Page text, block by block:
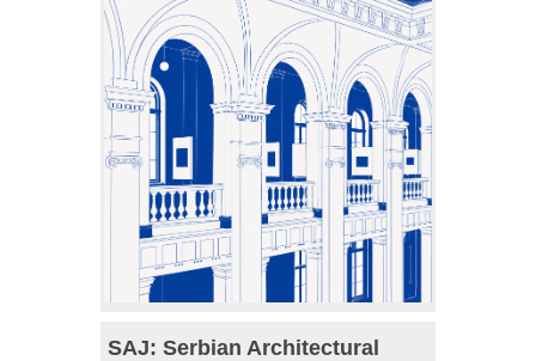
SAJ: Serbian Architectural